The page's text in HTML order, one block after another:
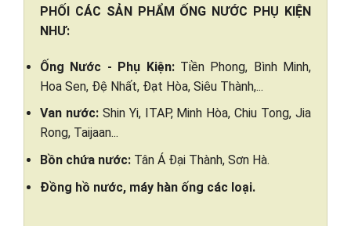
PHỐI CÁC SẢN PHẨM ỐNG NƯỚC PHỤ KIỆN
NHƯ:
Ống Nước - Phụ Kiện:Tiền Phong, Bình Minh,
Hoa Sen, Đệ Nhất, Đạt Hòa, Siêu Thành,...
Van nước:Shin Yi, ITAP, Minh Hòa, Chiu Tong, Jia
Rong, Taijaan...
Bồn chứa nước: Tân Á Đại Thành, Sơn Hà.
Đồng hồ nước, máy hàn ống các loại.